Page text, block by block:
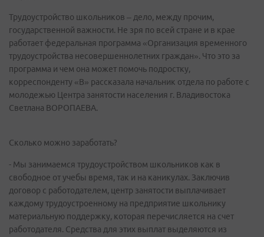
Трудоустройство школьников – дело, между прочим,
государственной важности. Не зря по всей стране и в крае
работает федеральная программа «Организация временного
трудоустройства несовершеннолетних граждан». Что это за
программа и чем она может помочь подростку,
корреспонденту «В» рассказала начальник отдела по работе с
молодежью Центра занятости населения г. Владивостока
Светлана ВОРОПАЕВА.
Сколько можно заработать?
- Мы занимаемся трудоустройством школьников как в
свободное от учебы время, так и на каникулах. Заключив
договор с работодателем, центр занятости выплачивает
каждому трудоустроенному на предприятие школьнику
материальную поддержку, которая перечисляется на счет
работодателя. Средства для этих выплат выделяются из